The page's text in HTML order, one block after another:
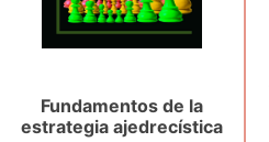
Fundamentos de la
estrategia ajedrecística